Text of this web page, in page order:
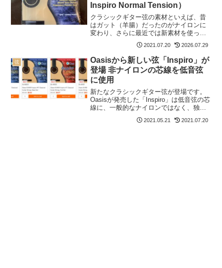
Inspiro Normal Tension）
クラシックギター弦の素材といえば、昔
はガット（羊腸）だったのがナイロンに
変わり、さらに最近では新素材を使った
ものが数多く販売されています。Oasisの
Inspiroもそんな新素材系の弦の1つです。
新発売のこの弦を早速試してみました。
以下の記...
2021.07.20 2026.07.29
弦
Oasisから新しい弦「Inspiro」が
登場 非ナイロンの芯線を低音弦
に使用
新たなクラシックギター弦が登場です。
Oasisが発売した「Inspiro」は低音弦の芯
線に、一般的なナイロンではなく、独自
のマルチフィラメントコアを使っている
のが特徴です。日本では楽器用加湿器メ
2021.05.21 2021.07.20